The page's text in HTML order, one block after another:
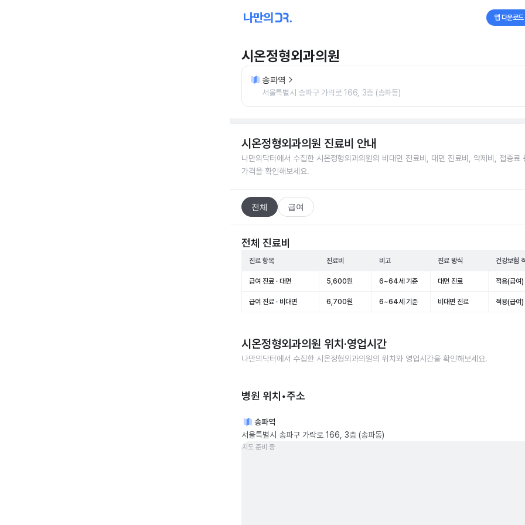
앱 다운로드
시온정형외과의원
송파역
서울특별시 송파구 가락로 166, 3층 (송파동)
시온정형외과의원 진료비 안내
나만의닥터에서 수집한 시온정형외과의원의 비대면 진료비, 대면 진료비, 약제비, 접종료
가격을 확인해보세요.
전체 급여
전체 진료비
진료 항목 진료비 비고 진료 방식 건강보험
급여 진료 · 대면 5,600원 6~64세 기준 대면 진료 적용(급여)
급여 진료 · 비대면 6,700원 6~64세 기준 비대면 진료 적용(급여)
시온정형외과의원 위치·영업시간
나만의닥터에서 수집한 시온정형외과의원의 위치와 영업시간을 확인해보세요.
병원 위치•주소
송파역
서울특별시 송파구 가락로 166, 3층 (송파동)
지도 준비 중